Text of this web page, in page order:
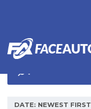
DATE: NEWEST FIRST